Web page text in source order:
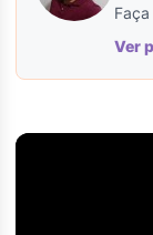
Ver